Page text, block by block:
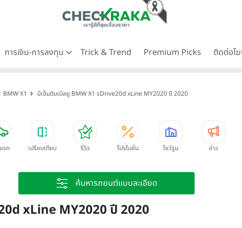
การเงิน-การลงทุน Trick & Trend Premium Picks ติดต่อโ
BMW X1 บีเอ็มดับเบิลยู BMW X1 sDrive20d xLine MY2020 ปี 2020
รก เปรียบเทียบ รีวิว โปรโมชั่น โชว์รูม ข่าว
ค้นหารถยนต์แบบละเอียด
xLine MY2020 ปี 2020